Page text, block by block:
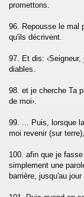
promettons.
96. Repousse le mal
qu'ils décrivent.
97. Et dis:
diables.
98. et je cherche Ta
de moi›.
99. ... Puis, lorsque
moi revenir (sur terre),
100. afin que je
simplement une
barrière, jusqu'au